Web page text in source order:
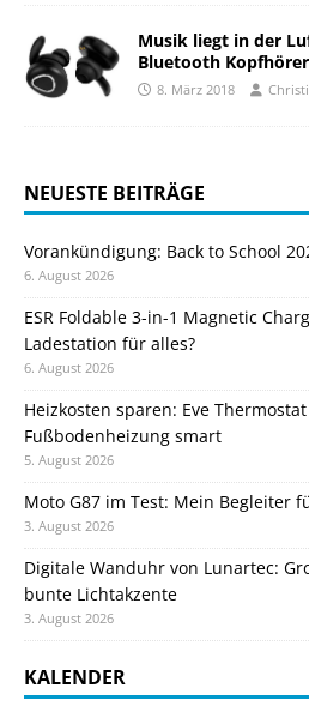
Musik liegt in der
Bluetooth Kopfhörer
8. März 2018
NEUESTE BEITRÄGE
Vorankündigung: Back to School
6. August 2026
ESR Foldable 3-in-1 Magnetic
Ladestation für alles?
6. August 2026
Heizkosten sparen: Eve
Fußbodenheizung smart
5. August 2026
Moto G87 im Test: Mein Begleiter
3. August 2026
Digitale Wanduhr von Lunartec:
bunte Lichtakzente
3. August 2026
KALENDER